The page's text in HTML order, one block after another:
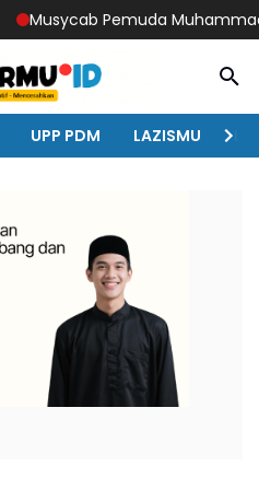
Pemuda Muhammadiyah
UPP PDM LAZISMU